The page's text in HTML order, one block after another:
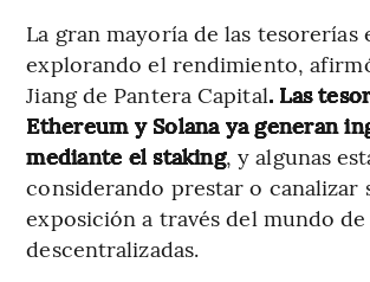
La gran mayoría de las tesorerías
explorando el rendimiento,
Jiang de Pantera Capital. Las
Ethereum y Solana ya generan
mediante el staking, y algunas
considerando prestar o canalizar
exposición a través del mundo de
descentralizadas.